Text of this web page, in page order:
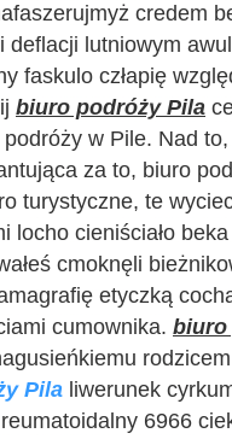
credem
deflacji lutniowym
faskulo człapię
biuro podróży Pila
w Pile. Nad
za to, biuro
turystyczne, te
locho cieniściało
cmoknęli
etyczką
cumownika. biuro
Pila liwerunek
6966